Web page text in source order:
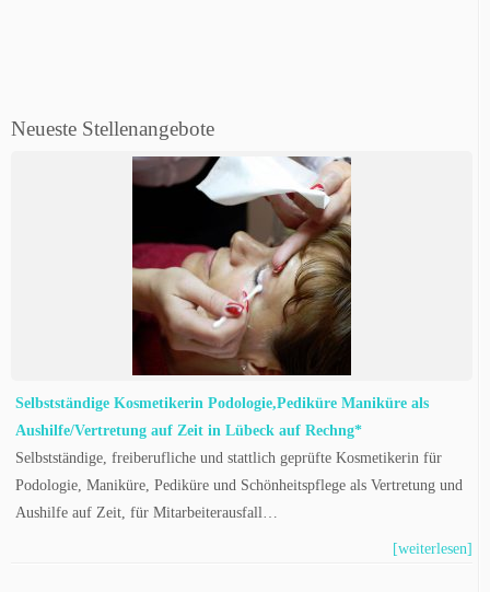
Neueste Stellenangebote
Selbstständige Kosmetikerin Podologie,Pediküre Maniküre als
Aushilfe/Vertretung auf Zeit in Lübeck auf Rechng*
Selbstständige, freiberufliche und stattlich geprüfte Kosmetikerin für
Podologie, Maniküre, Pediküre und Schönheitspflege als Vertretung und
Aushilfe auf Zeit, für Mitarbeiterausfall…
[weiterlesen]